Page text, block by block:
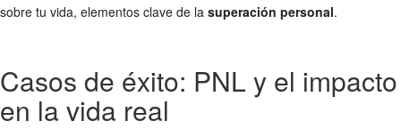
sobre tu vida, elementos clave de la superación personal.
Casos de éxito: PNL y el impacto
en la vida real